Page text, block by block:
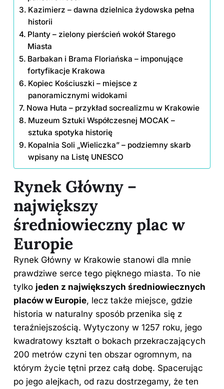
Kazimierz – dawna dzielnica żydowska pełna
historii
Planty – zielony pierścień wokół Starego
Miasta
Barbakan i Brama Floriańska – imponujące
fortyfikacje Krakowa
Kopiec Kościuszki – miejsce z
panoramicznymi widokami
Nowa Huta – przykład socrealizmu w Krakowie
Muzeum Sztuki Współczesnej MOCAK –
sztuka spotyka historię
Kopalnia Soli „Wieliczka” – podziemny skarb
wpisany na Listę UNESCO
Rynek Główny –
największy
średniowieczny plac w
Europie
Rynek Główny w Krakowie stanowi dla mnie
prawdziwe serce tego pięknego miasta. To nie
tylko jeden z największych średniowiecznych
placów w Europie, lecz także miejsce, gdzie
historia w naturalny sposób przenika się z
teraźniejszością. Wytyczony w 1257 roku, jego
kwadratowy kształt o bokach przekraczających
200 metrów czyni ten obszar ogromnym, na
którym życie tętni przez całą dobę. Spacerując
po jego alejkach, od razu dostrzegamy, że ten